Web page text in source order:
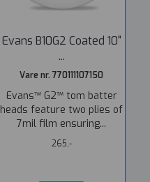
Evans B10G2 Coated 10"
...
Vare nr. 770111107150
Evans™ G2™ tom batter
heads feature two plies of
7mil film ensuring...
265,-